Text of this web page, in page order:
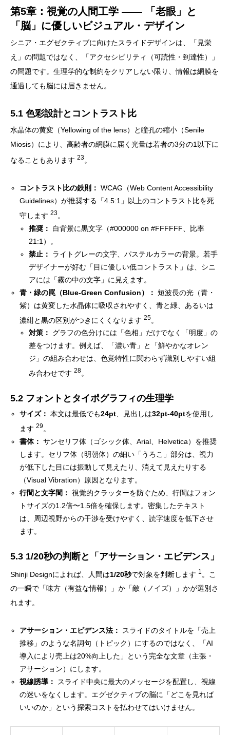
第5章：視覚の人間工学 —— 「老眼」と
「脳」に優しいビジュアル・デザイン
シニア・エグゼクティブに向けたスライドデザインは、「見栄
え」の問題ではなく、「アクセシビリティ（可読性・到達性）」
の問題です。生理学的な制約をクリアしない限り、情報は網膜を
通過しても脳には届きません。
5.1 色彩設計とコントラスト比
水晶体の黄変（Yellowing of the lens）と瞳孔の縮小（Senile
Miosis）により、高齢者の網膜に届く光量は若者の3分の1以下に
なることもあります 23。
コントラスト比の鉄則： WCAG（Web Content Accessibility
Guidelines）が推奨する「4.5:1」以上のコントラスト比を死
守します23。
推奨：
白背景に黒文字（#000000 on #FFFFFF、比率
21:1）。
禁止：
ライトグレーの文字、パステルカラーの背景。若手
デザイナーが好む「目に優しい低コントラスト」は、シニ
アには「霧の中の文字」に見えます。
青・緑の罠（Blue-Green Confusion）： 短波長の光（青・
紫）は黄変した水晶体に吸収されやすく、青と緑、あるいは
濃紺と黒の区別がつきにくくなります25。
対策：
グラフの色分けには「色相」だけでなく「明度」の
差をつけます。例えば、「濃い青」と「鮮やかなオレン
ジ」の組み合わせは、色覚特性に関わらず識別しやすい組
み合わせです28。
5.2 フォントとタイポグラフィの生理学
サイズ： 本文は最低でも24pt 、見出しは32pt-40ptを使用し
ます29。
書体： サンセリフ体（ゴシック体、Arial、Helvetica）を推奨
します。セリフ体（明朝体）の細い「うろこ」部分は、視力
が低下した目には振動して見えたり、消えて見えたりする
（Visual Vibration）原因となります。
行間と文字間： 視覚的クラッターを防ぐため、行間はフォン
トサイズの1.2倍〜1.5倍を確保します。密集したテキスト
は、周辺視野からの干渉を受けやすく、読字速度を低下させ
ます。
5.3 1/20秒の判断と「アサーション・エビデンス」
Shinji Designによれば、人間は1/20秒で対象を判断します 1
。こ
の一瞬で「味方（有益な情報）」か「敵（ノイズ）」かが選別さ
れます。
アサーション・エビデンス法：
スライドのタイトルを「売上
推移」のような名詞句（トピック）にするのではなく、「AI
導入により売上は20%向上した」という完全な文章（主張・
アサーション）にします。
視線誘導：
スライド中央に最大のメッセージを配置し、視線
の迷いをなくします。エグゼクティブの脳に「どこを見れば
いいのか」という探索コストを払わせてはいけません。